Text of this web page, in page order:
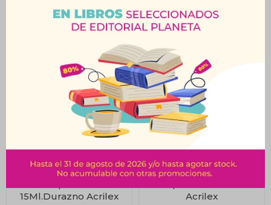
$ 23 $ 25
$ 23 $ 25
15Ml.Durazno Acrilex
Acrilex